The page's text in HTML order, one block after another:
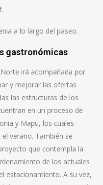
a lo largo del paseo.
gastronómicas
irá acompañada por
y mejorar las ofertas
las estructuras de los
en un proceso de
y Mapu, los cuales
verano. También se
que contempla la
de los actuales
estacionamiento. A su vez,